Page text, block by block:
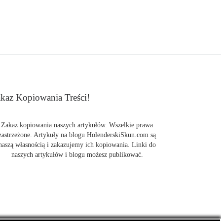
Kopiowania Treści!
Zakaz kopiowania naszych artykułów. Wszelkie prawa
Artykuły na blogu HolenderskiSkun.com są
własnością i zakazujemy ich kopiowania. Linki do
naszych artykułów i blogu możesz publikować.